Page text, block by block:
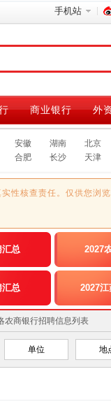
手机站
商业银行 外
安徽 湖南 北京
合肥 长沙 天津
性核查责任。仅供您浏
汇总 2027
汇总 2027
农商银行招聘信息列表
单位 地